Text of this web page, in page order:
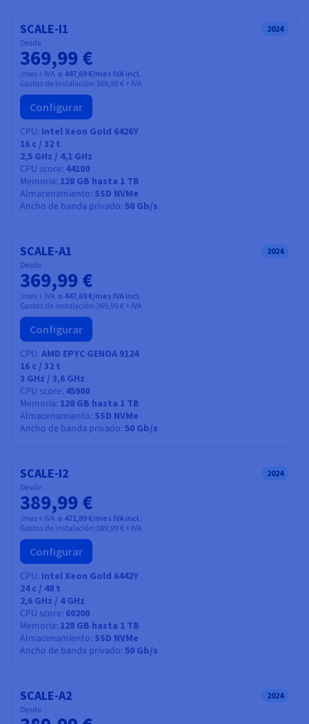
Disponibilidad por regiones
Documentación
Roadmap & Changelog
Roadmap y Changelog
SCALE-I1 2024
Desde
369,99 €
/mes + IVA o 447,69 €/mes IVA incl.
Gastos de instalación:369,99 € + IVA
Configurar
CPU Intel Xeon Gold 6426Y
16 c / 32 t
2,5 GHz / 4,1 GHz
CPU score 44100
Memoria 128 GB hasta 1 TB
Almacenamiento SSD NVMe
Ancho de banda privado 50 Gb/s
SCALE-A1 2024
Desde
369,99 €
/mes + IVA o 447,69 €/mes IVA incl.
Gastos de instalación:369,99 € + IVA
Configurar
CPU AMD EPYC GENOA 9124
16 c / 32 t
3 GHz / 3,6 GHz
CPU score 45900
Memoria 128 GB hasta 1 TB
Almacenamiento SSD NVMe
Ancho de banda privado 50 Gb/s
SCALE-I2 2024
Desde
389,99 €
/mes + IVA o 471,89 €/mes IVA incl.
Gastos de instalación:389,99 € + IVA
Configurar
CPU Intel Xeon Gold 6442Y
24c / 48 t
2,6 GHz / 4 GHz
CPU score 60200
Memoria 128 GB hasta 1 TB
Almacenamiento SSD NVMe
Ancho de banda privado 50 Gb/s
SCALE-A2 2024
Desde